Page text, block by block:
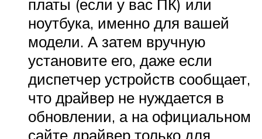
платы (если у вас ПК) или
ноутбука, именно для вашей
модели. А затем вручную
установите его, даже если
диспетчер устройств сообщает,
что драйвер не нуждается в
обновлении, а на официальном
сайте драйвер только для